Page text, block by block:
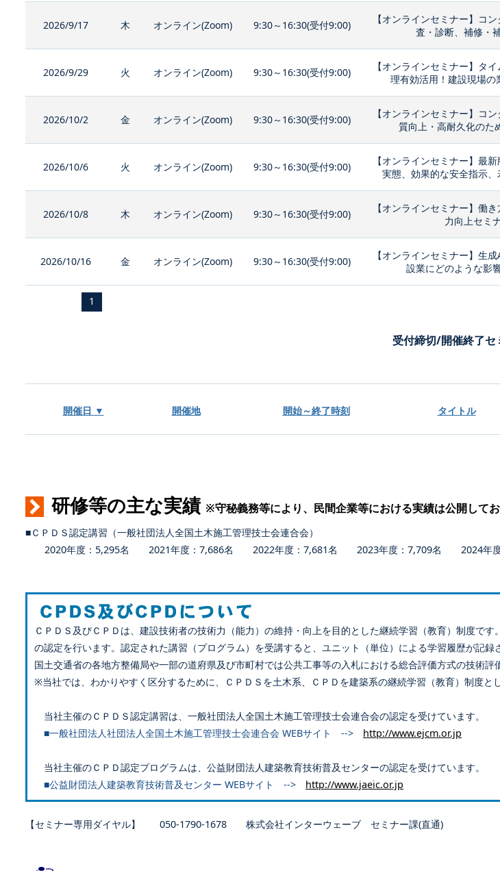
2026/9/17 木 オンライン(Zoom) 9:30～16:30(受付9:00)
【オンラインセミナー】コ
査・診断、補修・
2026/9/29 火 オンライン(Zoom) 9:30～16:30(受付9:00)
【オンラインセミナー】タ
理有効活用！建設現場の
2026/10/2 金 オンライン(Zoom) 9:30～16:30(受付9:00)
【オンラインセミナー】コ
質向上・高耐久化のた
2026/10/6 火 オンライン(Zoom) 9:30～16:30(受付9:00)
【オンラインセミナー】最
実態、効果的な安全指示
2026/10/8 木 オンライン(Zoom) 9:30～16:30(受付9:00)
【オンラインセミナー】働
力向上セミ
2026/10/16 金 オンライン(Zoom) 9:30～16:30(受付9:00)
【オンラインセミナー】生
設業にどのような影
1
受付締切/開催終了セ
開催日 ▼ 開催地 開始～終了時刻 タイトル
研修等の主な実績 ※守秘義務等により、民間企業等における実績は公開してお
■ＣＰＤＳ認定講習（一般社団法人全国土木施工管理技士会連合会）
2020年度：5,295名 2021年度：7,686名 2022年度：7,681名 2023年度：7,709名 2024年度
ＣＰＤＳ及びＣＰＤは、建設技術者の技術力（能力）の維持・向上を目的とした継続学習（教育）制度で
の認定を行います。認定された講習（プログラム）を受講すると、ユニット（単位）による学習履歴が記
国土交通省の各地方整備局や一部の道府県及び市町村では公共工事等の入札における総合評価方式の技術
※当社では、わかりやすく区分するために、ＣＰＤＳを土木系、ＣＰＤを建築系の継続学習（教育）制度と
当社主催のＣＰＤＳ認定講習は、一般社団法人全国土木施工管理技士会連合会の認定を受けています。
■一般社団法人社団法人全国土木施工管理技士会連合会 WEBサイト --> http://www.ejcm.or.jp
当社主催のＣＰＤ認定プログラムは、公益財団法人建築教育技術普及センターの認定を受けています。
■公益財団法人建築教育技術普及センター WEBサイト --> http://www.jaeic.or.jp
【セミナー専用ダイヤル】 050-1790-1678 株式会社インターウェーブ セミナー課(直通)